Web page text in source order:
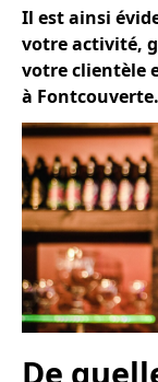
Il est ainsi
votre activité,
votre clientèle
à Fontcouverte.
De